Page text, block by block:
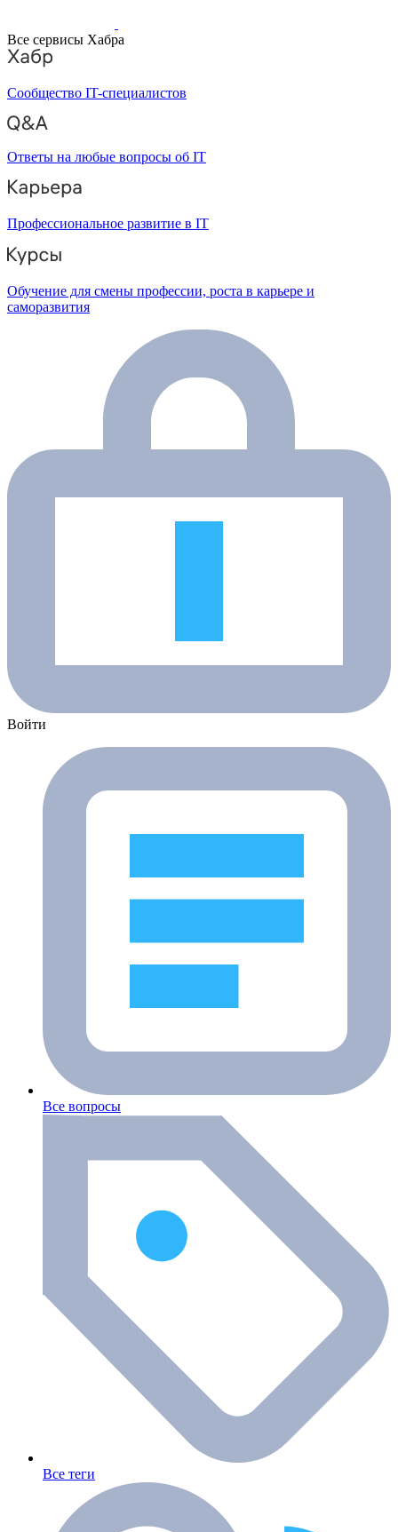
Все сервисы Хабра
Сообщество IT-специалистов
Ответы на любые вопросы об IT
Профессиональное развитие в IT
Обучение для смены профессии, роста в карьере и
саморазвития
Войти
Все вопросы
Все теги